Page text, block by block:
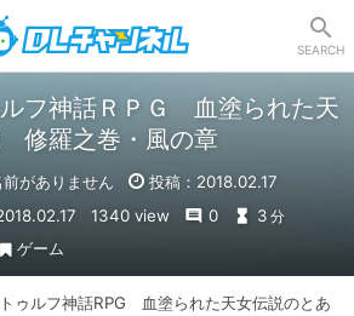
SEARCH
フ神話ＲＰＧ 血塗られた天
修羅之巻・風の章
前がありません
投稿：2018.02.17
1340 view 0 3 分
ゲーム
ゥルフ神話RPG　血塗られた天女伝説のとあ